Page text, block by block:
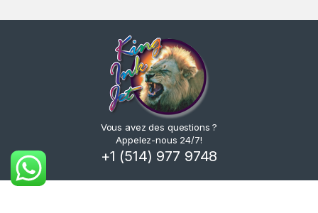
Vous avez des questions ?
Appelez-nous 24/7!
+1 (514) 977 9748